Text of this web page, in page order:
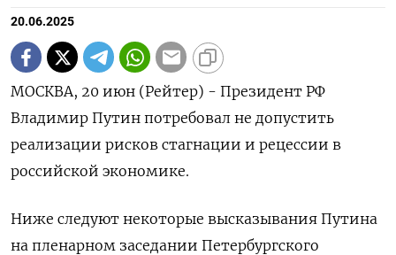
20.06.2025
МОСКВА, 20 июн (Рейтер) - Президент РФ
Владимир Путин потребовал не допустить
реализации рисков стагнации и рецессии в
российской экономике.
Ниже следуют некоторые высказывания Путина
на пленарном заседании Петербургского